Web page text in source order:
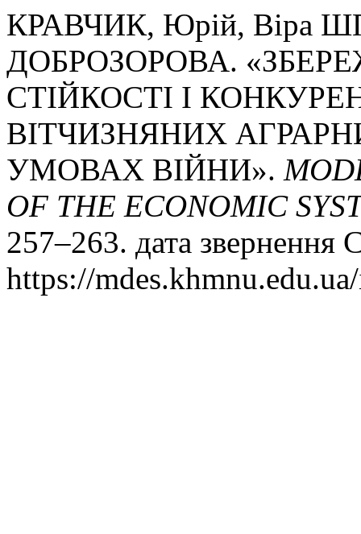
КРАВЧИК, Юрій, Віра
ДОБРОЗОРОВА.
СТІЙКОСТІ І
ВІТЧИЗНЯНИХ
УМОВАХ ВІЙНИ».
OF THE ECONOMIC
257–263. дата звернення
https://